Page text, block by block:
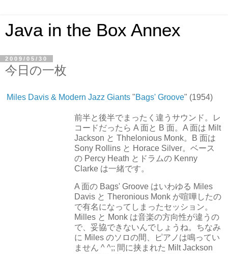
Java in the Box Annex
2009/05/30
今日の一枚
Miles Davis & Modern Jazz Giants "Bags' Groove" (1954)
前半と後半でまったく違うサウンド。レ
コードだったら A 面と B 面。A 面は Milt
Jackson と Thhelonious Monk。B 面は
Sony Rollins と Horace Silver。ベース
の Percy Heath とドラムの Kenny
Clarke は一緒です。
A 面の Bags' Groove はいわゆる Miles
Davis と Theronious Monk が喧嘩したの
で有名になってしまったセッション。
Milles と Monk は音楽の方向性が違うの
で、妥協できないんでしょうね。ちなみ
に Miles のソロの間、ピアノは鳴ってい
ません ^ ^;; 間に挟まれた Milt Jackson